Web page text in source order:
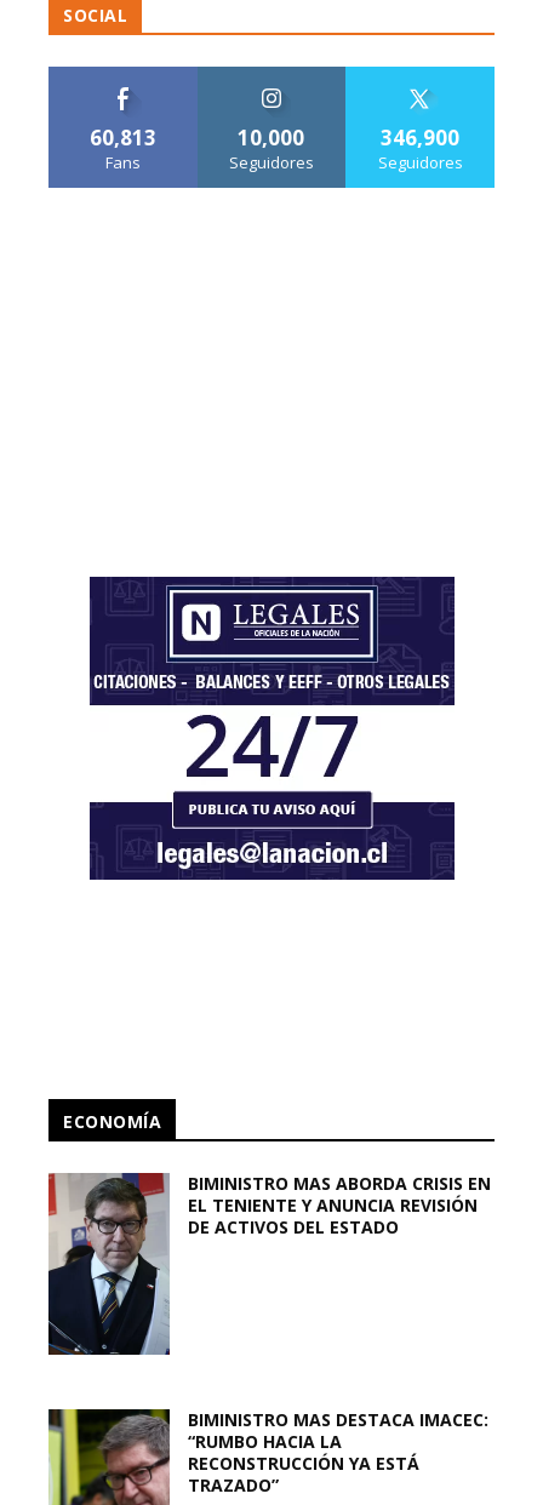
SOCIAL
60,813
Fans
10,000
Seguidores
346,900
Seguidores
ECONOMÍA
BIMINISTRO MAS ABORDA CRISIS EN
EL TENIENTE Y ANUNCIA REVISIÓN
DE ACTIVOS DEL ESTADO
BIMINISTRO MAS DESTACA IMACEC:
“RUMBO HACIA LA
RECONSTRUCCIÓN YA ESTÁ
TRAZADO”